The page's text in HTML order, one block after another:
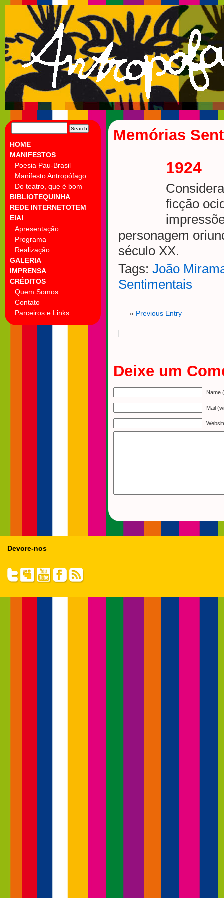
FOR:
HOME
MANIFESTOS
Poesia Pau-Brasil
Manifesto Antropófago
Do teatro, que é bom
BIBLIOTEQUINHA
REDE INTERNETOTEM
EIA!
Apresentação
Programa
Realização
GALERIA
IMPRENSA
CRÉDITOS
Quem Somos
Contato
Parceiros e Links
Memórias
1924
ficção
personagem
século XX.
Tags: João
Sentimentais
« Previous Entry
Deixe um
Name
Mail
Devore-nos